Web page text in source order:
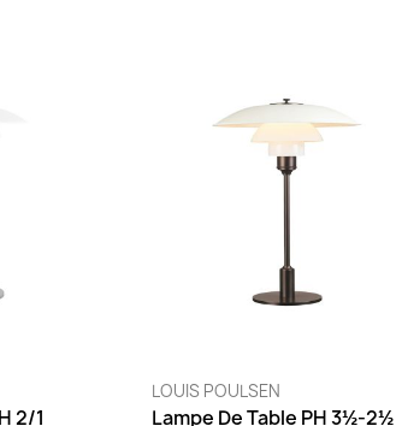
2/1
LOUIS POULSEN
Lampe De Table PH 3½-2½